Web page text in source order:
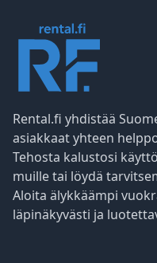
Rental.fi yhdistää
asiakkaat yhteen
Tehosta kalustosi
muille tai löydä
Aloita älykkäämpi
läpinäkyvästi ja